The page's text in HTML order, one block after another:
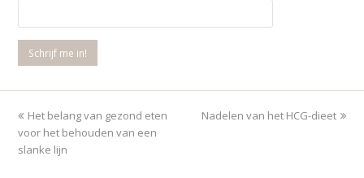
previous
post:
Het belang van gezond eten
voor het behouden van een
slanke lijn
next
Nadelen van het HCG-dieet